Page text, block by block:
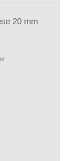
20 mm